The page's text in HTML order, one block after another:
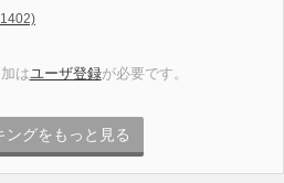
はユーザ登録が必要です。
ングをもっと見る